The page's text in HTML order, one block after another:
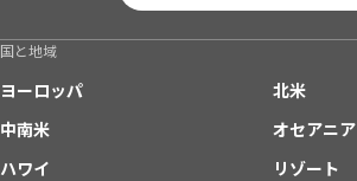
国と地域
ヨーロッパ
北米
中南米
オセアニア
ハワイ
リゾート